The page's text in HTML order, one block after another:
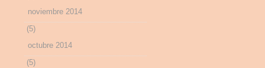
noviembre 2014
(5)
octubre 2014
(5)